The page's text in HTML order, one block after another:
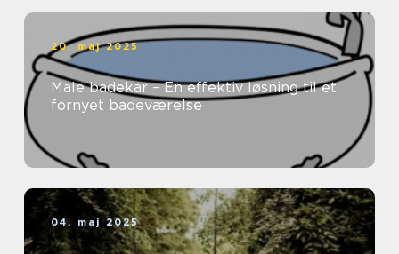
20. maj 2025
Male badekar – En effektiv løsning til et
fornyet badeværelse
04. maj 2025